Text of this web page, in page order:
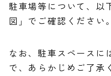
駐車場等について、以
図」でご確認ください。
なお、駐車スペースに
で、あらかじめご了承